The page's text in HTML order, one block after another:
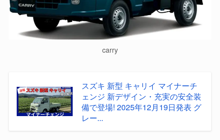
carry
スズキ 新型 キャリイ マイナーチ
ェンジ 新デザイン・充実の安全装
備で登場! 2025年12月19日発表 グ
レー...